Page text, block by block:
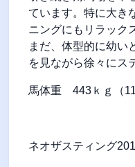
ています。特に大き
ニングにもリラック
まだ、体型的に幼い
を見ながら徐々にス
馬体重 443 ｋｇ（
ネオザスティング